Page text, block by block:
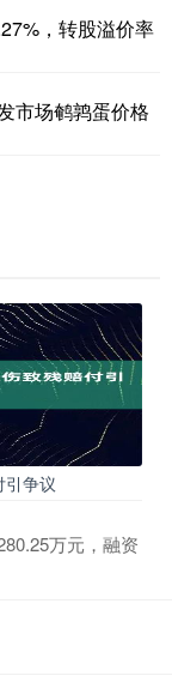
，转股溢价率
市场鹌鹑蛋价格
引争议
万元，融资